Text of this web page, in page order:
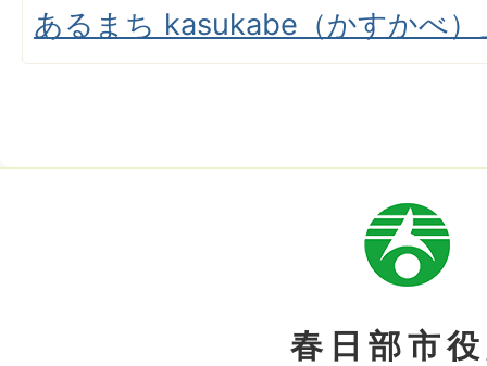
あるまち kasukabe（かすかべ）
市
章
春日部市